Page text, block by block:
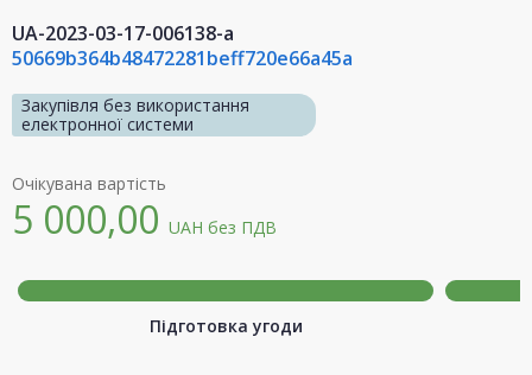
UA-2023-03-17-006138-a
50669b364b48472281beff720e66a45a
Закупівля без використання
електронної системи
Очікувана вартість
5 000,00 UAH без ПДВ
Підготовка угоди